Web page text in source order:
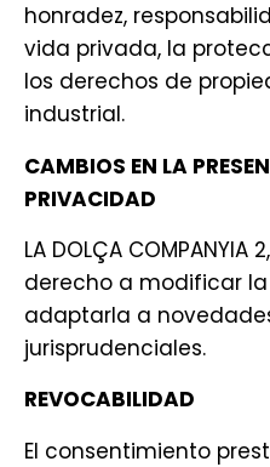
honradez,
vida privada, la
los derechos de
industrial.
CAMBIOS EN LA
PRIVACIDAD
LA DOLÇA COMPANYIA
derecho a modificar
adaptarla a
jurisprudenciales.
REVOCABILIDAD
El consentimiento